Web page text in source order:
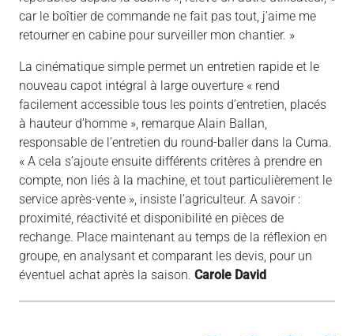
car le boîtier de commande ne fait pas tout, j’aime me
retourner en cabine pour surveiller mon chantier. »
La cinématique simple permet un entretien rapide et le
nouveau capot intégral à large ouverture « rend
facilement accessible tous les points d’entretien, placés
à hauteur d’homme », remarque Alain Ballan,
responsable de l’entretien du round-baller dans la Cuma.
« A cela s’ajoute ensuite différents critères à prendre en
compte, non liés à la machine, et tout particulièrement le
service après-vente », insiste l’agriculteur. A savoir :
proximité, réactivité et disponibilité en pièces de
rechange. Place maintenant au temps de la réflexion en
groupe, en analysant et comparant les devis, pour un
éventuel achat après la saison. Carole David